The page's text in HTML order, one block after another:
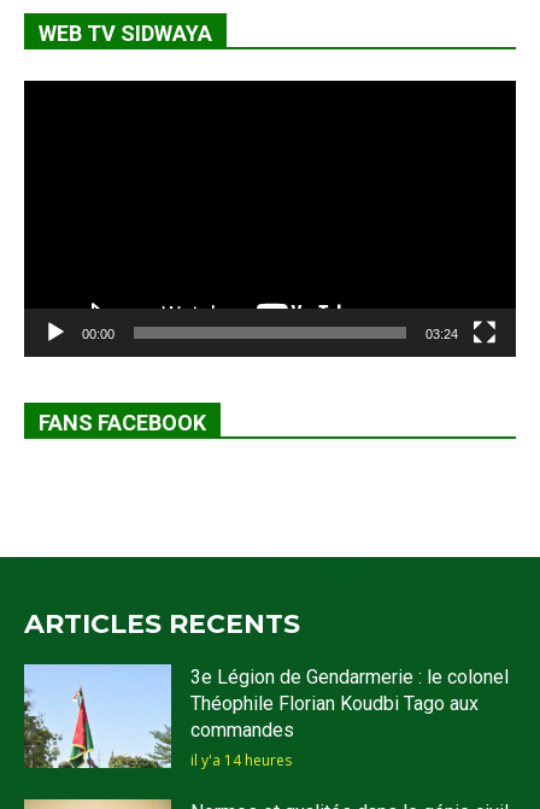
WEB TV SIDWAYA
00:00 03:24
FANS FACEBOOK
ARTICLES RECENTS
3e Légion de Gendarmerie : le colonel
Théophile Florian Koudbi Tago aux
commandes
il y'a 14 heures